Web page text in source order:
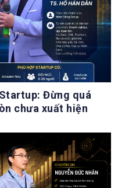
Đừng quá
chưa xuất hiện